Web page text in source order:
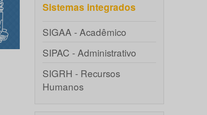
Sistemas integrados
SIGAA - Acadêmico
SIPAC - Administrativo
SIGRH - Recursos
Humanos